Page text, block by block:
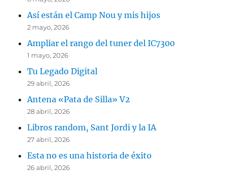
Así están el Camp Nou y mis hijos
2 mayo, 2026
Ampliar el rango del tuner del IC7300
1 mayo, 2026
Tu Legado Digital
29 abril, 2026
Antena «Pata de Silla» V2
28 abril, 2026
Libros random, Sant Jordi y la IA
27 abril, 2026
Esta no es una historia de éxito
26 abril, 2026